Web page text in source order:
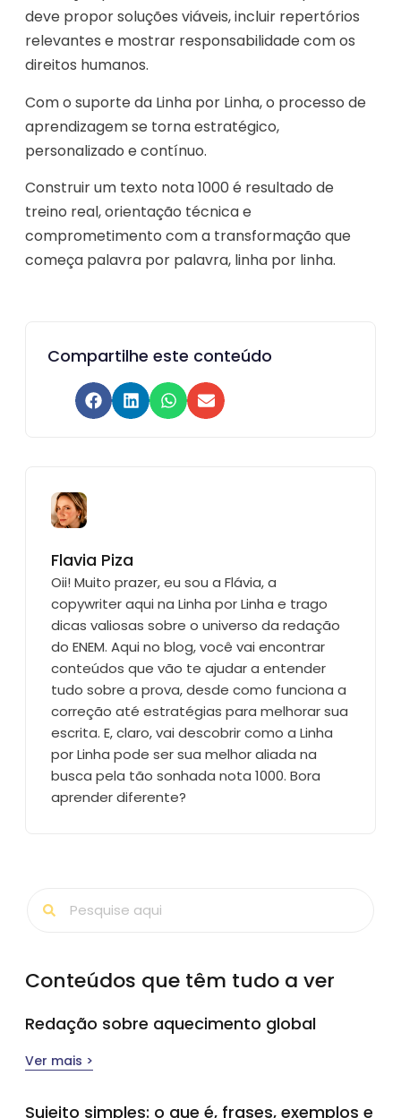
deve propor soluções viáveis, incluir repertórios
relevantes e mostrar responsabilidade com os
direitos humanos.
Com o suporte da Linha por Linha, o processo de
aprendizagem se torna estratégico,
personalizado e contínuo.
Construir um texto nota 1000 é resultado de
treino real, orientação técnica e
comprometimento com a transformação que
começa palavra por palavra, linha por linha.
Compartilhe este conteúdo
Flavia Piza
Oii! Muito prazer, eu sou a Flávia, a
copywriter aqui na Linha por Linha e trago
dicas valiosas sobre o universo da redação
do ENEM. Aqui no blog, você vai encontrar
conteúdos que vão te ajudar a entender
tudo sobre a prova, desde como funciona a
correção até estratégias para melhorar sua
escrita. E, claro, vai descobrir como a Linha
por Linha pode ser sua melhor aliada na
busca pela tão sonhada nota 1000. Bora
aprender diferente?
Conteúdos que têm tudo a ver
Redação sobre aquecimento global
Ver mais >
Sujeito simples​: o que é, frases, exemplos e